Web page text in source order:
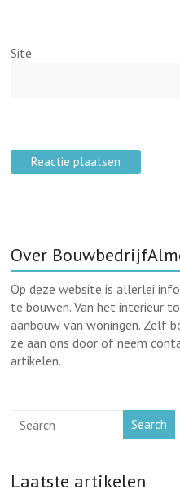
Site
Over
Op deze website is allerlei
te bouwen. Van het interieur
aanbouw van woningen. Zelf
ze aan ons door of neem
artikelen.
Search
Laatste artikelen